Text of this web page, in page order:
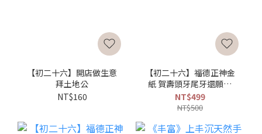
【初二十六】開店做生意
拜土地公
NT$160
【初二十六】福德正神金
紙 賀壽頭牙尾牙還願推
薦
NT$499
NT$500